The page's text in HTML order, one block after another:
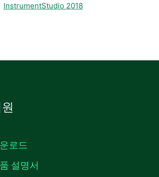
InstrumentStudio 2018
로드
설명서